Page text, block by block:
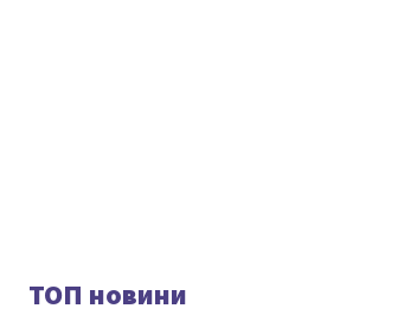
ТОП новини